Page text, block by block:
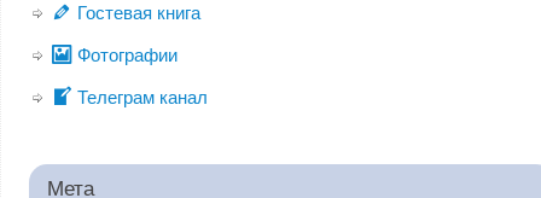
Гостевая книга
Фотографии
Телеграм канал
Мета